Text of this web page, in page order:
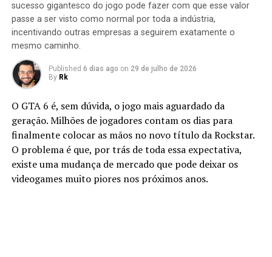
sucesso gigantesco do jogo pode fazer com que esse valor
passe a ser visto como normal por toda a indústria,
incentivando outras empresas a seguirem exatamente o
mesmo caminho.
Published 6 dias ago on 29 de julho de 2026
By Rk
O GTA 6 é, sem dúvida, o jogo mais aguardado da
geração. Milhões de jogadores contam os dias para
finalmente colocar as mãos no novo título da Rockstar.
O problema é que, por trás de toda essa expectativa,
existe uma mudança de mercado que pode deixar os
videogames muito piores nos próximos anos.